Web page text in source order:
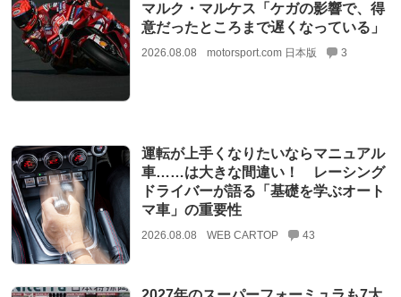
マルク・マルケス「ケガの影響で、得
意だったところまで遅くなっている」
2026.08.08 motorsport.com 日本版 3
運転が上手くなりたいならマニュアル
車……は大きな間違い！ レーシング
ドライバーが語る「基礎を学ぶオート
マ車」の重要性
2026.08.08 WEB CARTOP 43